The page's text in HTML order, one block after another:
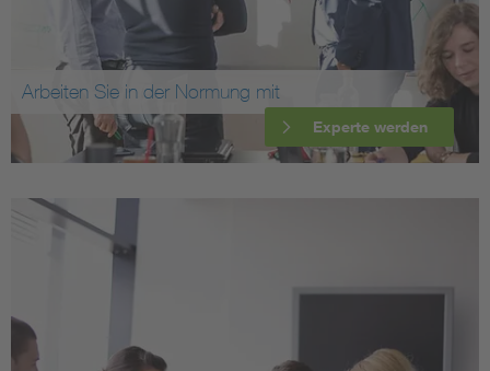
Arbeiten Sie in der Normung mit
Experte werden